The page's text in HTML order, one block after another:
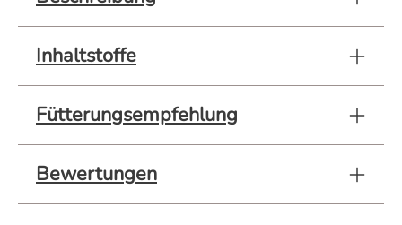
Inhaltstoffe
Fütterungsempfehlung
Bewertungen